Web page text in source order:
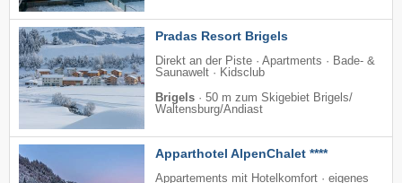
Pradas Resort Brigels
Direkt an der Piste · Apartments · Bade- &
Saunawelt · Kidsclub
Brigels · 50 m zum Skigebiet Brigels/​
Waltensburg/​Andiast
Apparthotel AlpenChalet ****
Appartements mit Hotelkomfort · eigenes